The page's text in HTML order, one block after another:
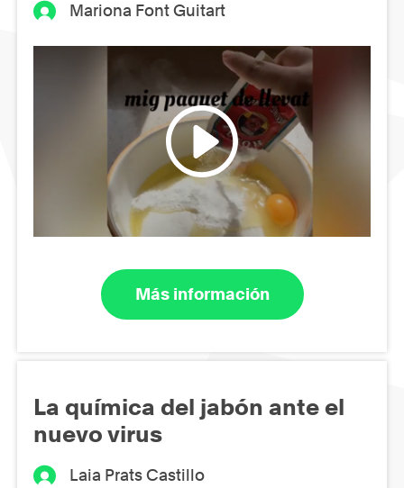
Mariona Font Guitart
Más información
La química del jabón ante el
nuevo virus
Laia Prats Castillo